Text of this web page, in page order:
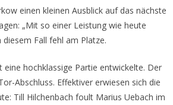
einen kleinen Ausblick auf das nächste
„Mit so einer Leistung wie heute
Fall fehl am Platze.
hochklassige Partie entwickelte. Der
Abschluss. Effektiver erwiesen sich die
Till Hilchenbach foult Marius Uebach im